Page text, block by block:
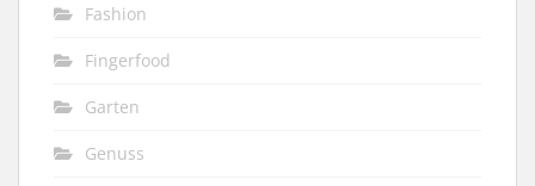
Fashion
Fingerfood
Garten
Genuss